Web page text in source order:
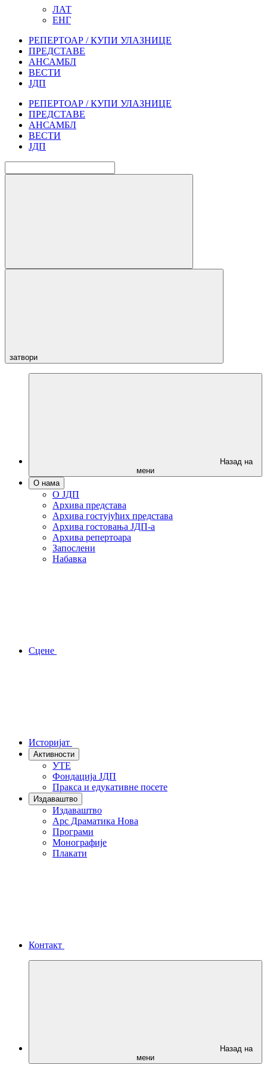
ЛАТ
ЕНГ
РЕПЕРТОАР / КУПИ УЛАЗНИЦЕ
ПРЕДСТАВЕ
АНСАМБЛ
ВЕСТИ
ЈДП
РЕПЕРТОАР / КУПИ УЛАЗНИЦЕ
ПРЕДСТАВЕ
АНСАМБЛ
ВЕСТИ
ЈДП
затвори
Назад на
мени
О нама
О ЈДП
Архива представа
Архива гостујућих представа
Архива гостовања ЈДП-а
Архива репертоара
Запослени
Набавка
Сцене
Историјат
Активности
УТЕ
Фондација ЈДП
Пракса и едукативне посете
Издаваштво
Издаваштво
Арс Драматика Нова
Програми
Монографије
Плакати
Контакт
Назад на
мени